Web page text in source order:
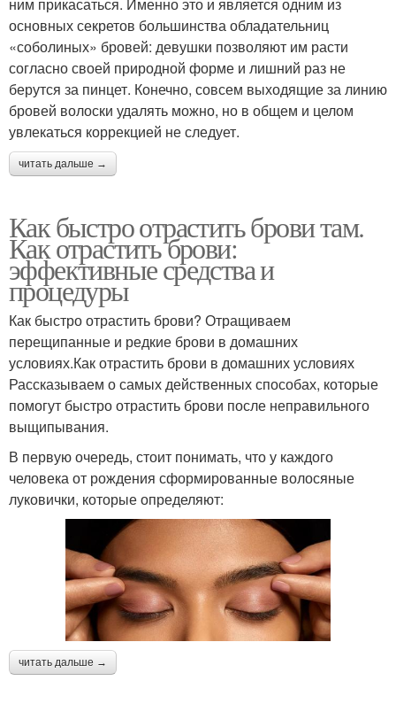
основных секретов большинства обладательниц
«соболиных» бровей: девушки позволяют им расти
согласно своей природной форме и лишний раз не
берутся за пинцет. Конечно, совсем выходящие за линию
бровей волоски удалять можно, но в общем и целом
увлекаться коррекцией не следует.
читать дальше →
Как быстро отрастить брови там.
Как отрастить брови:
эффективные средства и
процедуры
Как быстро отрастить брови? Отращиваем
перещипанные и редкие брови в домашних
условиях.Как отрастить брови в домашних условиях
Рассказываем о самых действенных способах, которые
помогут быстро отрастить брови после неправильного
выщипывания.
В первую очередь, стоит понимать, что у каждого
человека от рождения сформированные волосяные
луковички, которые определяют:
читать дальше →